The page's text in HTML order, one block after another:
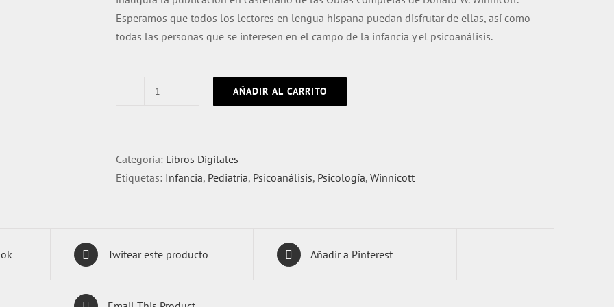
Esperamos que todos los lectores en lengua hispana puedan disfrutar de ellas, así como
todas las personas que se interesen en el campo de la infancia y el psicoanálisis.
Donald.
Obras
completas.
AÑADIR AL CARRITO
Categoría: Libros Digitales
Etiquetas: Infancia, Pediatria, Psicoanálisis, Psicología, Winnicott
Twitear este producto Añadir a Pinterest